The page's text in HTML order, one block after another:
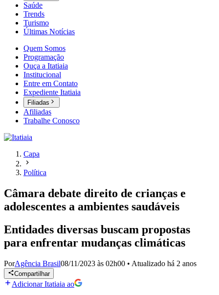
Saúde
Trends
Turismo
Últimas Notícias
Quem Somos
Programação
Ouça a Itatiaia
Institucional
Entre em Contato
Expediente Itatiaia
Filiadas
Afiliadas
Trabalhe Conosco
Capa
Política
Câmara debate direito de crianças e
adolescentes a ambientes saudáveis
Entidades diversas buscam propostas
para enfrentar mudanças climáticas
PorAgência Brasil08/11/2023 às 02h00 • Atualizado há 2 anos
Compartilhar
Adicionar Itatiaia ao